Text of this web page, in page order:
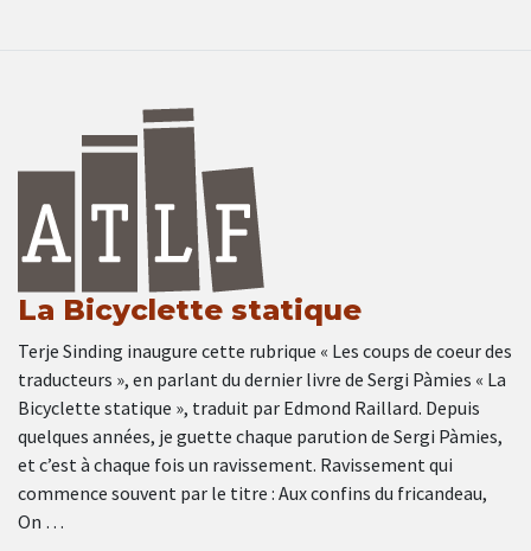
La Bicyclette statique
Terje Sinding inaugure cette rubrique « Les coups de coeur des
traducteurs », en parlant du dernier livre de Sergi Pàmies « La
Bicyclette statique », traduit par Edmond Raillard. Depuis
quelques années, je guette chaque parution de Sergi Pàmies,
et c’est à chaque fois un ravissement. Ravissement qui
commence souvent par le titre : Aux confins du fricandeau,
On …